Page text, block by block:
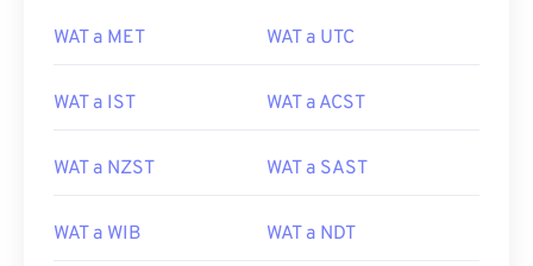
WAT a MET WAT a UTC
WAT a IST WAT a ACST
WAT a NZST WAT a SAST
WAT a WIB WAT a NDT